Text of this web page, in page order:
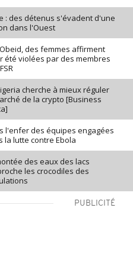
: des détenus s'évadent d'une
dans l'Ouest
des femmes affirment
été violées par des membres
cherche à mieux réguler
de la crypto [Business
l'enfer des équipes engagées
la lutte contre Ebola
des eaux des lacs
les crocodiles des
PUBLICITÉ